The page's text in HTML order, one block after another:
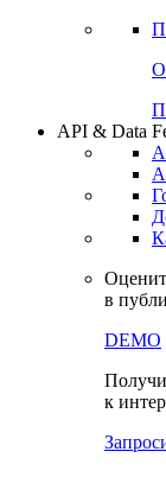
API & Data
в
DEMO
к